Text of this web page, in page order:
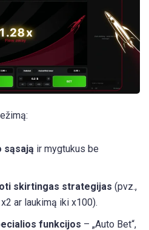
sąsają ir mygtukus be
skirtingas strategijas (pvz.,
ar laukimą iki x100).
funkcijos – „Auto Bet“,